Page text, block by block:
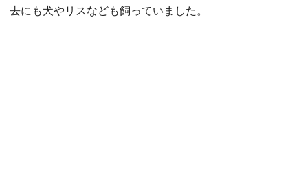
去にも犬やリスなども飼っていました。